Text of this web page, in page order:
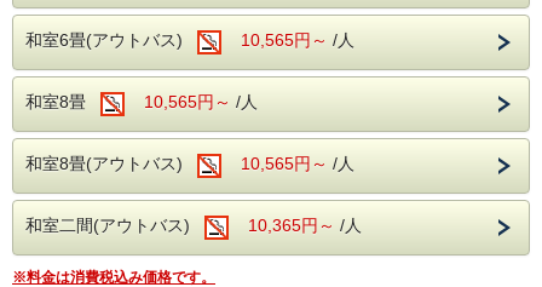
楽しめる人気スポット。
伊豆旅行の思い出づくりにぜひご利用ください。
■プラン特典
※入場券の事前送付は行っておりません。
※幼児のお子様のチケットは4歳以上が対象です。3歳のお
和室6畳(アウトバス) 10,565円～ /人
和室8畳 10,565円～ /人
和室8畳(アウトバス) 10,565円～ /人
和室二間(アウトバス) 10,365円～ /人
※料金は消費税込み価格です。